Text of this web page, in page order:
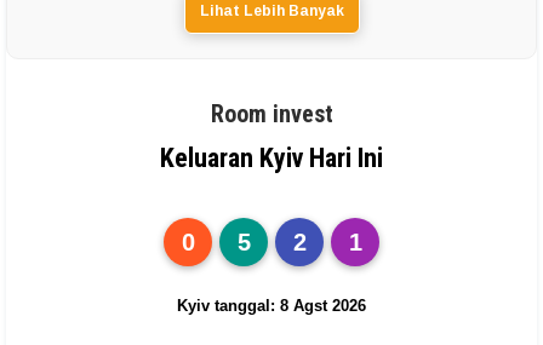
Lihat Lebih Banyak
Room invest
Keluaran Kyiv Hari Ini
0 5 2 1
Kyiv tanggal: 8 Agst 2026